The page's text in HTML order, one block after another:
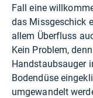
Fall eine
das Missgeschick
allem Überfluss
Kein Problem,
Handstaubsauger
Bodendüse
umgewandelt